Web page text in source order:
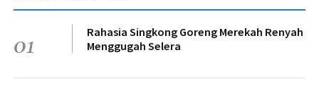
01
Rahasia Singkong Goreng Merekah Renyah
Menggugah Selera